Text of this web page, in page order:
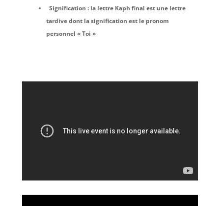
Signification : la lettre Kaph final est une lettre
tardive dont la signification est le pronom
personnel « Toi »